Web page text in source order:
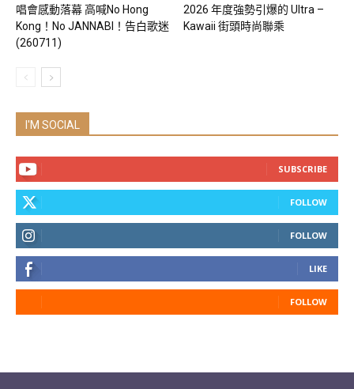
唱會感動落幕 高喊No Hong
Kong！No JANNABI！告白歌迷
(260711)
2026 年度強勢引爆的 Ultra –
Kawaii 街頭時尚聯乘
I'M SOCIAL
SUBSCRIBE
FOLLOW
FOLLOW
LIKE
FOLLOW